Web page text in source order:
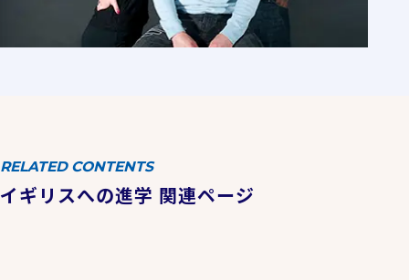
RELATED CONTENTS
イギリスへの進学 関連ページ